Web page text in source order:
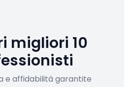
migliori 10
e affidabilità garantite